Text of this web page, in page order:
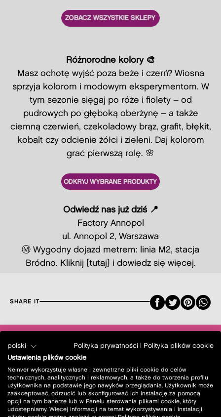
Różnorodne kolory 🎨
Masz ochotę wyjść poza beże i czerń? Wiosna
sprzyja kolorom i modowym eksperymentom. W
tym sezonie sięgaj po róże i fiolety – od
pudrowych po głęboką oberżynę – a także
ciemną czerwień, czekoladowy brąz, grafit, błękit,
kobalt czy odcienie żółci i zieleni. Daj kolorom
grać pierwszą rolę. 🌸
Odwiedź nas już dziś 📍
Factory Annopol
ul. Annopol 2, Warszawa
Ⓜ️ Wygodny dojazd metrem: linia M2, stacja
Bródno. Kliknij
[tutaj] i dowiedz się więcej.
SHARE IT
polski Polityka prywatności
Polityka plików cookie
Ustawienia plików cookie
Neinver wykorzystuje własne i zewnętrzne pliki cookie do celów
technicznych, analitycznych i reklamowych, a także do tworzenia profilu
użytkownika na podstawie jego nawyków przeglądania. Użytkownik może
zaakceptować, odrzucić lub skonfigurować ich instalację za pomocą
opcji na tym banerze lub w Panelu sterowania plikami cookie, który
udostępniamy. Więcej informacji na temat wykorzystywania i instalacji